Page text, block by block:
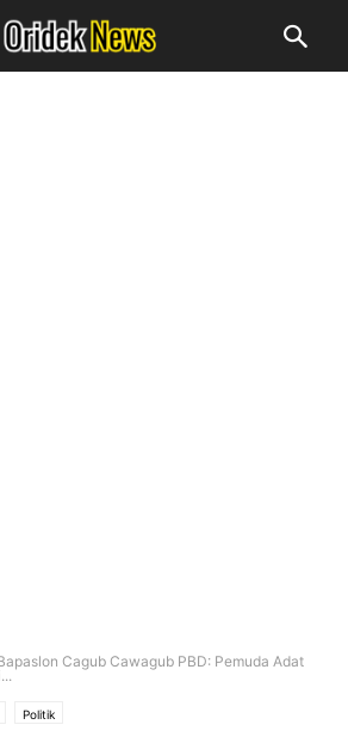
Cagub Cawagub PBD: Pemuda Adat
Politik